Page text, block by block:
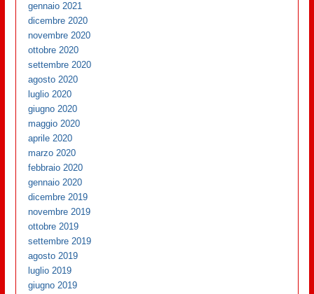
gennaio 2021
dicembre 2020
novembre 2020
ottobre 2020
settembre 2020
agosto 2020
luglio 2020
giugno 2020
maggio 2020
aprile 2020
marzo 2020
febbraio 2020
gennaio 2020
dicembre 2019
novembre 2019
ottobre 2019
settembre 2019
agosto 2019
luglio 2019
giugno 2019